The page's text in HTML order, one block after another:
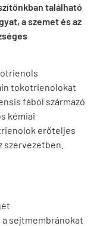
található
a szemet és az
tokotrienolokat
fából származó
kémiai
erőteljes
a sejtmembránokat